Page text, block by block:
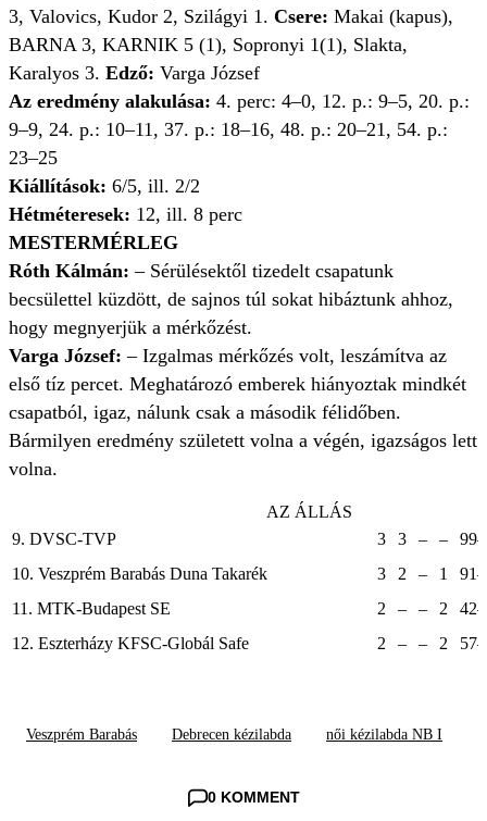
3, Valovics, Kudor 2, Szilágyi 1. Csere: Makai (kapus),
BARNA 3, KARNIK 5 (1), Sopronyi 1(1), Slakta,
Karalyos 3. Edző: Varga József
Az eredmény alakulása: 4. perc: 4–0, 12. p.: 9–5, 20. p.:
9–9, 24. p.: 10–11, 37. p.: 18–16, 48. p.: 20–21, 54. p.:
23–25
Kiállítások: 6/5, ill. 2/2
Hétméteresek: 12, ill. 8 perc
MESTERMÉRLEG
Róth Kálmán:– Sérülésektől tizedelt csapatunk
becsülettel küzdött, de sajnos túl sokat hibáztunk ahhoz,
hogy megnyerjük a mérkőzést.
Varga József:– Izgalmas mérkőzés volt, leszámítva az
első tíz percet. Meghatározó emberek hiányoztak mindkét
csapatból, igaz, nálunk csak a második félidőben.
Bármilyen eredmény született volna a végén, igazságos lett
volna.
AZ ÁLLÁS
9. DVSC-TVP
3 3 – –
10. Veszprém Barabás Duna Takarék
3 2 – 1
11. MTK-Budapest SE
2 – – 2
12. Eszterházy KFSC-Globál Safe
2 – – 2
Veszprém Barabás Debrecen kézilabda női kézilabda NB I
0 KOMMENT